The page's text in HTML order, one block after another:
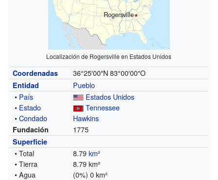
Rogersville
Localización de Rogersville en Estados Unidos
Coordenadas 36°25′00″N 83°00′00″O
Entidad
Pueblo
• País
Estados Unidos
• Estado
Tennessee
•Condado Hawkins
Fundación 1775
Superficie
• Total 8.79km²
• Tierra
8.79 km²
• Agua
(0%) 0 km²